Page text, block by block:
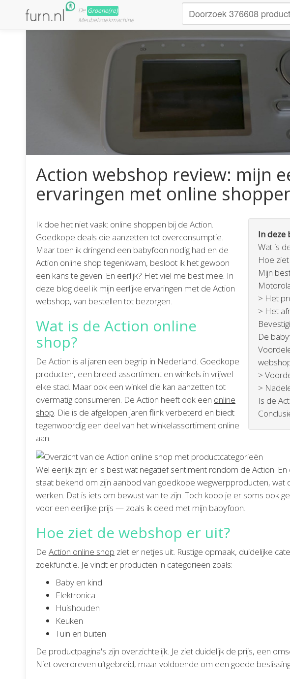
De Groene(re)
Meubelzoekmachine
Action webshop review: mijn
ervaringen met online
In deze
Wat is
Hoe
Mijn
> Het
> Het
De
>
>
Is de
Ik doe het niet vaak: online shoppen bij de Action.
Goedkope deals die aanzetten tot overconsumptie.
Maar toen ik dringend een babyfoon nodig had en de
Action online shop tegenkwam, besloot ik het gewoon
een kans te geven. En eerlijk? Het viel me best mee. In
deze blog deel ik mijn eerlijke ervaringen met de Action
webshop, van bestellen tot bezorgen.
Wat is de Action online
shop?
De Action is al jaren een begrip in Nederland. Goedkope
producten, een breed assortiment en winkels in vrijwel
elke stad. Maar ook een winkel die kan aanzetten tot
overmatig consumeren. De Action heeft ook een online
shop. Die is de afgelopen jaren flink verbeterd en biedt
tegenwoordig een deel van het winkelassortiment online
aan.
Wel eerlijk zijn: er is best wat negatief sentiment rondom de Action.
staat bekend om zijn aanbod van goedkope wegwerpproducten, wat
werken. Dat is iets om bewust van te zijn. Toch koop je er soms ook
voor een eerlijke prijs — zoals ik deed met mijn babyfoon.
Hoe ziet de webshop er uit?
De Action online shop ziet er netjes uit. Rustige opmaak, duidelijke
zoekfunctie. Je vindt er producten in categorieën zoals:
Baby en kind
Elektronica
Huishouden
Keuken
Tuin en buiten
De productpagina's zijn overzichtelijk. Je ziet duidelijk de prijs, een
Niet overdreven uitgebreid, maar voldoende om een goede